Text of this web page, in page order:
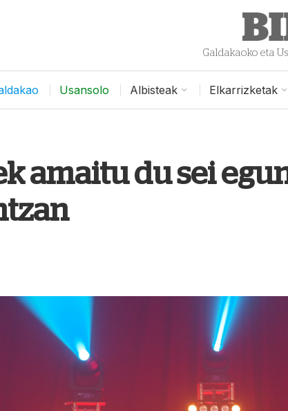
Galdakaoko eta
Usansolo Albisteak Elkarrizketak
amaitu du sei